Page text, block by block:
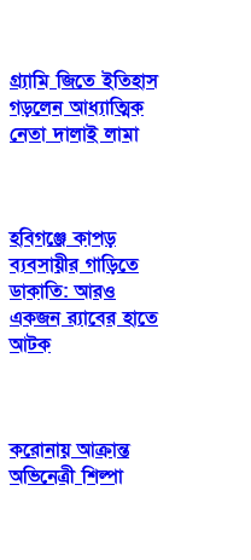
গ্র্যামি জিতে ইতিহাস
গড়লেন আধ্যাত্মিক
নেতা দালাই লামা
হবিগঞ্জে কাপড়
ব্যবসায়ীর গাড়িতে
ডাকাতি: আরও
একজন র‍্যাবের হাতে
আটক
করোনায় আক্রান্ত
অভিনেত্রী শিল্পা